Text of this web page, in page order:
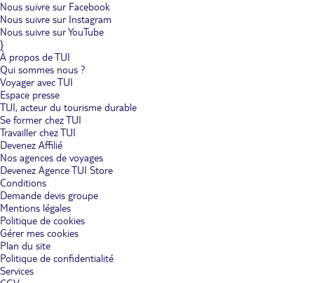
Nous suivre sur Facebook
Nous suivre sur Instagram
Nous suivre sur YouTube
}
À propos de TUI
Qui sommes nous ?
Voyager avec TUI
Espace presse
TUI, acteur du tourisme durable
Se former chez TUI
Travailler chez TUI
Devenez Affilié
Nos agences de voyages
Devenez Agence TUI Store
Conditions
Demande devis groupe
Mentions légales
Politique de cookies
Gérer mes cookies
Plan du site
Politique de confidentialité
Services